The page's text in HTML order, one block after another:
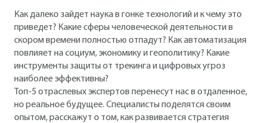
Как далеко зайдет наука в гонке технологий и к чему это
приведет? Какие сферы человеческой деятельности в
скором времени полностью отпадут? Как автоматизация
повлияет на социум, экономику и геополитику? Какие
инструменты защиты от трекинга и цифровых угроз
наиболее эффективны?
Топ-5 отраслевых экспертов перенесут нас в отдаленное,
но реальное будущее. Специалисты поделятся своим
опытом, расскажут о том, как развивается стратегия